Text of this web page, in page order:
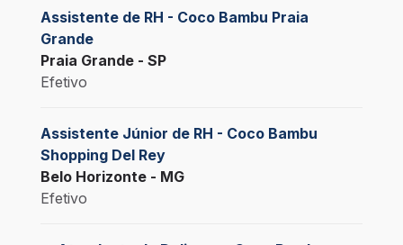
Assistente de RH - Coco Bambu Praia
Grande
Praia Grande - SP
Efetivo
Assistente Júnior de RH - Coco Bambu
Shopping Del Rey
Belo Horizonte - MG
Efetivo